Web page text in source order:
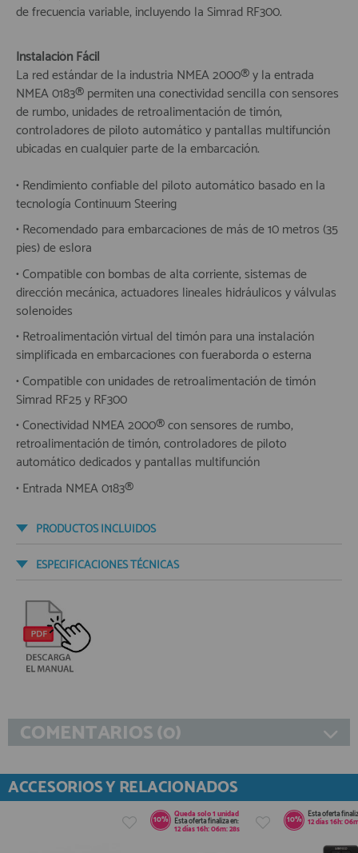
de frecuencia variable, incluyendo la Simrad RF300.
Instalación Fácil
La red estándar de la industria NMEA 2000® y la entrada
NMEA 0183® permiten una conectividad sencilla con sensores
de rumbo, unidades de retroalimentación de timón,
controladores de piloto automático y pantallas multifunción
ubicadas en cualquier parte de la embarcación.
• Rendimiento confiable del piloto automático basado en la
tecnología Continuum Steering
• Recomendado para embarcaciones de más de 10 metros (35
pies) de eslora
• Compatible con bombas de alta corriente, sistemas de
dirección mecánica, actuadores lineales hidráulicos y válvulas
solenoides
• Retroalimentación virtual del timón para una instalación
simplificada en embarcaciones con fueraborda o esterna
• Compatible con unidades de retroalimentación de timón
Simrad RF25 y RF300
• Conectividad NMEA 2000® con sensores de rumbo,
retroalimentación de timón, controladores de piloto
automático dedicados y pantallas multifunción
• Entrada NMEA 0183®
PRODUCTOS INCLUIDOS
ESPECIFICACIONES TÉCNICAS
COMENTARIOS (0)
ACCESORIOS Y RELACIONADOS
10% Queda solo1 unidad
Esta oferta finaliza en:
12días16h:06m:27s
10% Esta oferta
12días16h:06